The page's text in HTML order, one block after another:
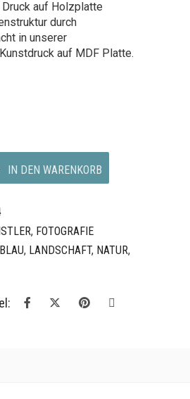
auf Holzplatte
durch
in unserer
auf MDF Platte.
IN DEN WARENKORB
, FOTOGRAFIE
, LANDSCHAFT, NATUR,